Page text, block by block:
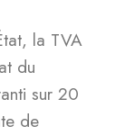
la TVA
du
sur 20
de